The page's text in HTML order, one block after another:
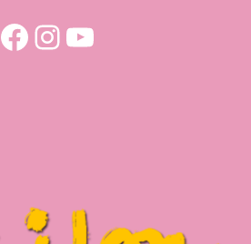
Facebook
Instagram
YouTube